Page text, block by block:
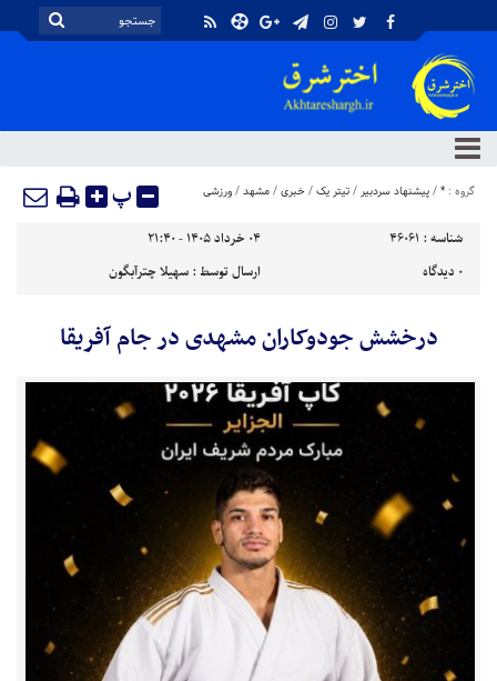
گروه : *
/پیشنهاد سردبیر/تیتر یک/خبری/مشهد/ورزشی پ
شناسه : 46061
۰۴ خرداد ۱۴۰۵ - ۲۱:۴۰
۰ دیدگاه ارسال توسط :سهیلا چترآبگون
درخشش جودوکاران مشهدی در جام آفریقا